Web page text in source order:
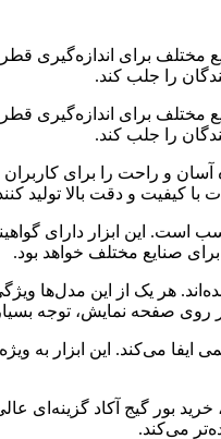
مختلف برای
را جلب کند.
مختلف برای
را جلب کند.
و راحت را برای
کیفیت و دقت بالا تولید
است. این ابزار دارای
صنایع مختلف خواهد بود.
هر یک از این مدل‌ها
بر روی صفحه نمایش، توجه
ایفا می‌کند. این ابزار به
بور گیج آکاد گزینه‌ای
می‌کند.